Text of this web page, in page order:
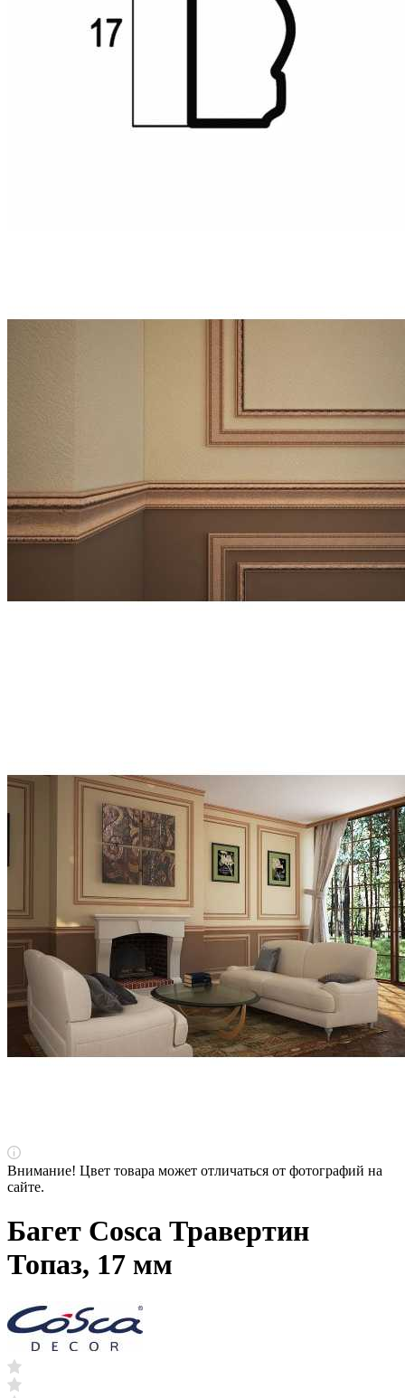
Внимание! Цвет товара может отличаться от фотографий на
сайте.
Багет Cosca Травертин
Топаз, 17 мм